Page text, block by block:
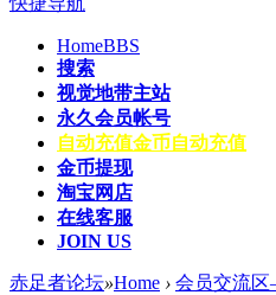
HomeBBS
搜索
视觉地带主站
永久会员帐号
自动充值金币自动充值
金币提现
淘宝网店
在线客服
JOIN US
赤足者论坛»Home › 会员交流